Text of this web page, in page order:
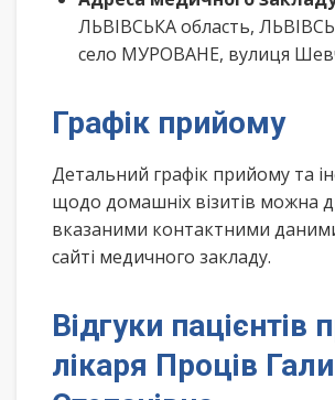
ЛЬВІВСЬКА область,
село МУРОВАНЕ, вулиця
Графік прийому
Детальний графік прийому та
щодо домашніх візитів можна
вказаними контактними
сайті медичного закладу.
Відгуки пацієнтів
лікаря Проців